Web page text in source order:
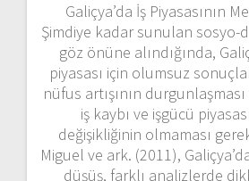
Galiçya’da İş Piyasasının
Şimdiye kadar sunulan sosyo-
göz önüne alındığında,
piyasası için olumsuz
nüfus artışının durgunlaşması
iş kaybı ve işgücü
değişikliğinin olmaması
Miguel ve ark. (2011),
düşüş, farklı analizlerde